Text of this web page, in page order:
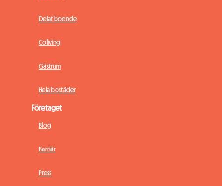
Delat boende
Coliving
Gästrum
Hela bostäder
Företaget
Blog
Karriär
Press